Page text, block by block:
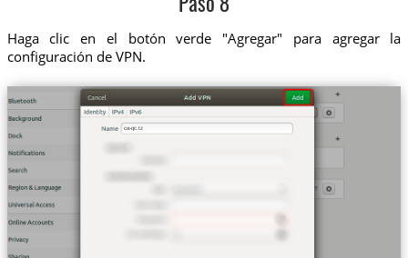
Paso 8
Haga clic en el botón verde "Agregar" para agregar la
configuración de VPN.
ca-qc.tz